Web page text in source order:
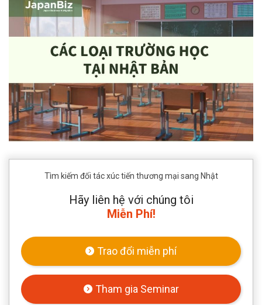
Tìm kiếm đối tác xúc tiến thương mại sang Nhật
Hãy liên hệ với chúng tôi
Miễn Phí!
Trao đổi miễn phí
Tham gia Seminar